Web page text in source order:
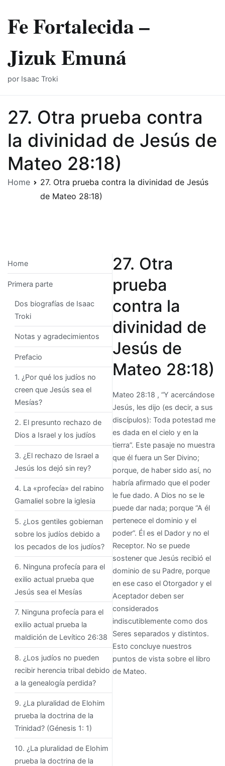
content
Fe Fortalecida –
Jizuk Emuná
por Isaac Troki
27. Otra prueba contra
la divinidad de Jesús de
Mateo 28:18)
Home
27. Otra prueba contra la divinidad de Jesús
de Mateo 28:18)
27. Otra
prueba
contra la
divinidad de
Jesús de
Mateo 28:18)
Mateo 28:18 , “Y acercándose
Jesús, les dijo (es decir, a sus
discípulos): Toda potestad me
es dada en el cielo y en la
tierra”. Este pasaje no muestra
que él fuera un Ser Divino;
porque, de haber sido así, no
habría afirmado que el poder
le fue dado. A Dios no se le
puede dar nada; porque “A él
pertenece el dominio y el
poder”. Él es el Dador y no el
Receptor. No se puede
sostener que Jesús recibió el
dominio de su Padre, porque
en ese caso el Otorgador y el
Aceptador deben ser
considerados
indiscutiblemente como dos
Seres separados y distintos.
Esto concluye nuestros
puntos de vista sobre el libro
de Mateo.
Home
Primera parte
Dos biografías de Isaac
Troki
Notas y agradecimientos
Prefacio
1. ¿Por qué los judíos no
creen que Jesús sea el
Mesías?
2. El presunto rechazo de
Dios a Israel y los judíos
3. ¿El rechazo de Israel a
Jesús los dejó sin rey?
4. La «profecía» del rabino
Gamaliel sobre la iglesia
5. ¿Los gentiles gobiernan
sobre los judíos debido a
los pecados de los judíos?
6. Ninguna profecía para el
exilio actual prueba que
Jesús sea el Mesías
7. Ninguna profecía para el
exilio actual prueba la
maldición de Levítico 26:38
8. ¿Los judíos no pueden
recibir herencia tribal debido
a la genealogía perdida?
9. ¿La pluralidad de Elohim
prueba la doctrina de la
Trinidad? (Génesis 1: 1)
10. ¿La pluralidad de Elohim
prueba la doctrina de la